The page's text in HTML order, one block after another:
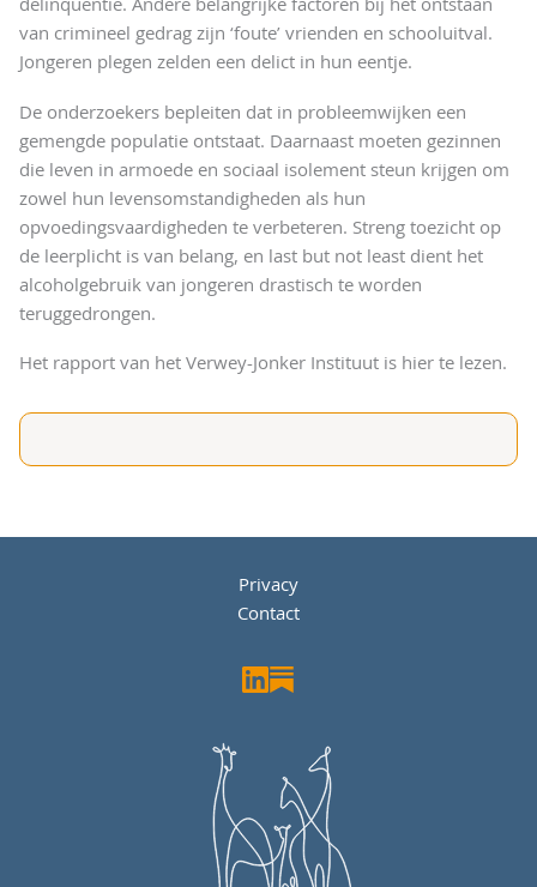
van crimineel gedrag zijn ‘foute’ vrienden en schooluitval.
Jongeren plegen zelden een delict in hun eentje.
De onderzoekers bepleiten dat in probleemwijken een
gemengde populatie ontstaat. Daarnaast moeten gezinnen
die leven in armoede en sociaal isolement steun krijgen om
zowel hun levensomstandigheden als hun
opvoedingsvaardigheden te verbeteren. Streng toezicht op
de leerplicht is van belang, en last but not least dient het
alcoholgebruik van jongeren drastisch te worden
teruggedrongen.
Het rapport van het Verwey-Jonker Instituut is hier te lezen.
Privacy
Contact